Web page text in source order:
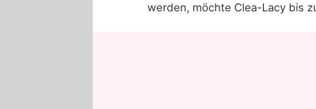
werden, möchte Clea-Lacy bis